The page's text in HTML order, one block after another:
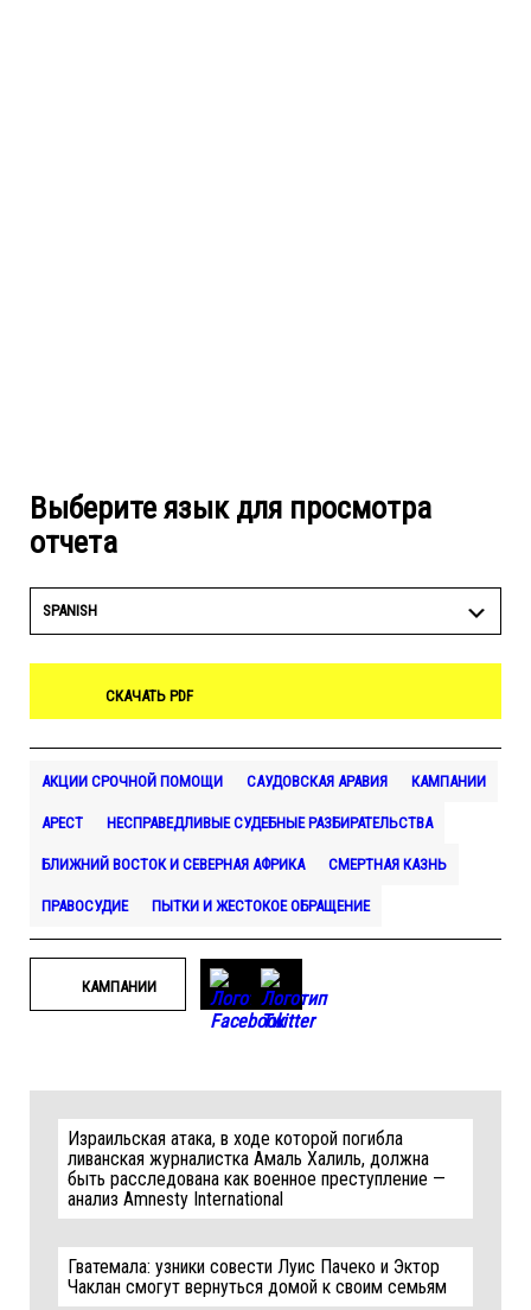
Выберите язык для просмотра
отчета
SPANISH
СКАЧАТЬ PDF
АКЦИИ СРОЧНОЙ ПОМОЩИ САУДОВСКАЯ АРАВИЯ КАМПАНИИ
АРЕСТ НЕСПРАВЕДЛИВЫЕ СУДЕБНЫЕ РАЗБИРАТЕЛЬСТВА
БЛИЖНИЙ ВОСТОК И СЕВЕРНАЯ АФРИКА СМЕРТНАЯ КАЗНЬ
ПРАВОСУДИЕ ПЫТКИ И ЖЕСТОКОЕ ОБРАЩЕНИЕ
КАМПАНИИ
Израильская атака, в ходе которой погибла
ливанская журналистка Амаль Халиль, должна
быть расследована как военное преступление —
анализ Amnesty International
Гватемала: узники совести Луис Пачеко и Эктор
Чаклан смогут вернуться домой к своим семьям